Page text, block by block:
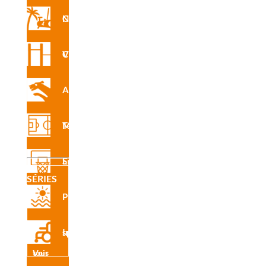
Circuit Nforma
Circuit Vita
Agility
Terrain Multisports
Equipement Sportif
SÉRIES
Plage
Inclusive sport
Voir tous
Rampe de montée et descente adaptée aux catégories S, M
et L,
Selon la Fédération Cynologique Internationale.
Matériaux
Superficie antidérapante en caoutchouc de différentes
couleurs pour identifier les zones de contact, avec lattes de